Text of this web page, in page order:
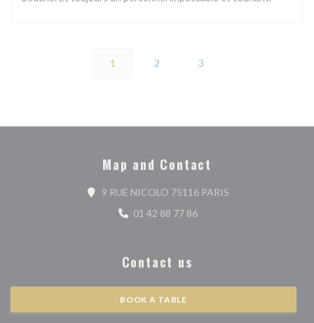
1 2 3
Map and Contact
9 RUE NICOLO 75116 PARIS((opens in a new
01 42 88 77 86
Contact us
BOOK A TABLE